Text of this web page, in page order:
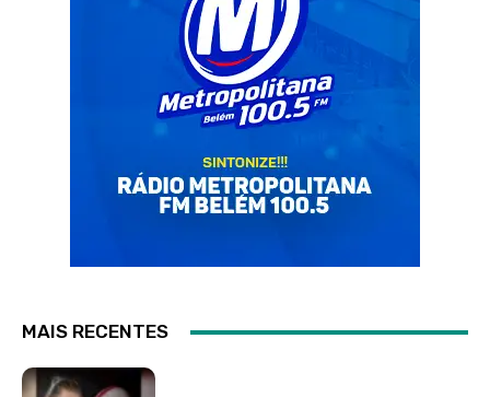
MAIS RECENTES